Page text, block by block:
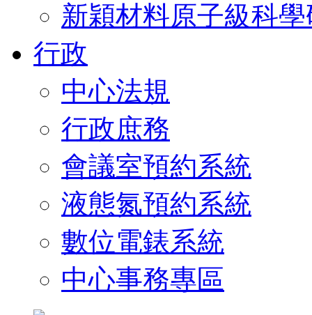
新穎材料原子級科
行政
中心法規
行政庶務
會議室預約系統
液態氮預約系統
數位電錶系統
中心事務專區